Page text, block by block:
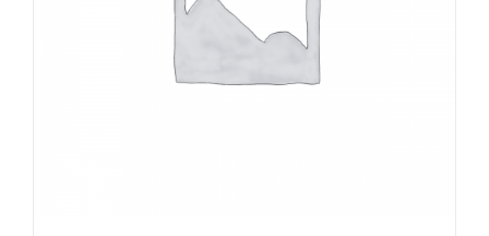
DÉTAILS